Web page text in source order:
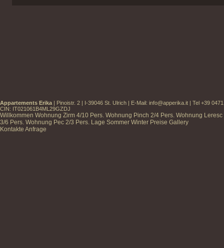
Appartements Erika | Pinoistr. 2 | I-39046 St. Ulrich | E-Mail: info@apperika.it | Tel +39
CIN: IT021061B4ML29GZDJ
Willkommen Wohnung Zirm 4/10 Pers. Wohnung Pinch 2/4 Pers. Wohnung Leresc
3/6 Pers. Wohnung Pec 2/3 Pers. Lage Sommer Winter Preise Gallery
Kontakte Anfrage